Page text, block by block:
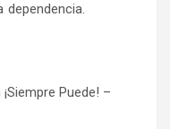
Puede! –